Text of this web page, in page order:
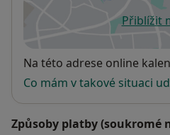
Přiblížit
Dostupnost
Na této adrese online
Co mám v takové situaci
Způsoby platby (soukromé